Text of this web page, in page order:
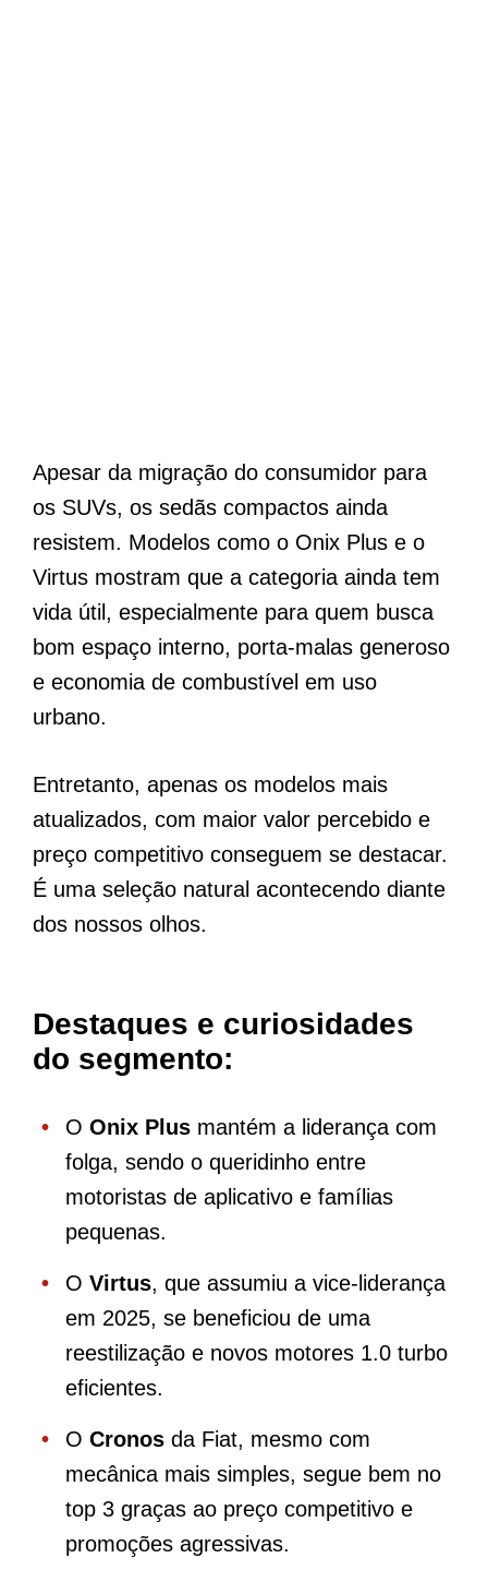
Apesar da migração do consumidor para
os SUVs, os sedãs compactos ainda
resistem. Modelos como o Onix Plus e o
Virtus mostram que a categoria ainda tem
vida útil, especialmente para quem busca
bom espaço interno, porta-malas generoso
e economia de combustível em uso
urbano.
Entretanto, apenas os modelos mais
atualizados, com maior valor percebido e
preço competitivo conseguem se destacar.
É uma seleção natural acontecendo diante
dos nossos olhos.
Destaques e curiosidades
do segmento:
O Onix Plus mantém a liderança com
folga, sendo o queridinho entre
motoristas de aplicativo e famílias
pequenas.
O Virtus, que assumiu a vice-liderança
em 2025, se beneficiou de uma
reestilização e novos motores 1.0 turbo
eficientes.
O Cronos da Fiat, mesmo com
mecânica mais simples, segue bem no
top 3 graças ao preço competitivo e
promoções agressivas.